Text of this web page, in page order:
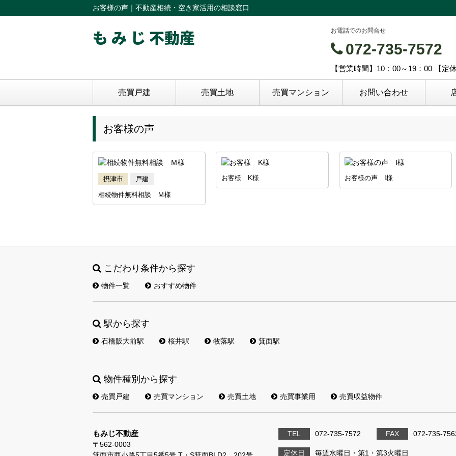
お客様の声｜不動産相続・空き家活用の相談窓口
も み じ 不動産 お電話でのお問合せ
072-735-7572
【営業時間】10：00～19：00 【
売買戸建 売買土地 売買マンション お問い合わせ
お客様の声
摂津市 戸建
相続物件無料相談 Ｍ様
お客様 K様 お客様の声 I様
こだわり条件から探す
物件一覧 おすすめ物件
駅から探す
石橋阪大前駅 桜井駅 牧落駅 箕面駅
物件種別から探す
売買戸建 売買マンション 売買土地 売買事業用 売買収益物件
もみじ不動産
〒562-0003
TEL 072-735-7572 FAX 072-735-
定休日 毎週水曜日・第1・第3火曜日